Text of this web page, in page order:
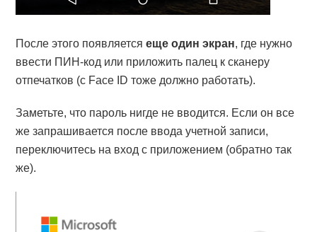
После этого появляетсяеще один экран, где нужно
ввести ПИН-код или приложить палец к сканеру
отпечатков (с Face ID тоже должно работать).
Заметьте, что пароль нигде не вводится. Если он все
же запрашивается после ввода учетной записи,
переключитесь на вход с приложением (обратно так
же).